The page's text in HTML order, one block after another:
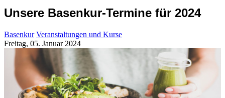
Unsere Basenkur-Termine für 2024
Basenkur Veranstaltungen und Kurse
Freitag, 05. Januar 2024